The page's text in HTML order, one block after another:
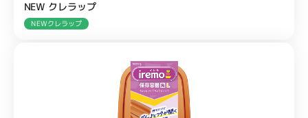
NEW クレラップ
NEWクレラップ